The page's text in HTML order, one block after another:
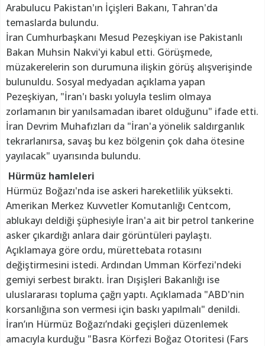
Arabulucu Pakistan'ın İçişleri Bakanı, Tahran'da
temaslarda bulundu.
İran Cumhurbaşkanı Mesud Pezeşkiyan ise Pakistanlı
Bakan Muhsin Nakvi'yi kabul etti. Görüşmede,
müzakerelerin son durumuna ilişkin görüş alışverişinde
bulunuldu. Sosyal medyadan açıklama yapan
Pezeşkiyan, "İran'ı baskı yoluyla teslim olmaya
zorlamanın bir yanılsamadan ibaret olduğunu" ifade etti.
İran Devrim Muhafızları da "İran'a yönelik saldırganlık
tekrarlanırsa, savaş bu kez bölgenin çok daha ötesine
yayılacak" uyarısında bulundu.
Hürmüz hamleleri
Hürmüz Boğazı'nda ise askeri hareketlilik yüksekti.
Amerikan Merkez Kuvvetler Komutanlığı Centcom,
ablukayı deldiği şüphesiyle İran'a ait bir petrol tankerine
asker çıkardığı anlara dair görüntüleri paylaştı.
Açıklamaya göre ordu, mürettebata rotasını
değiştirmesini istedi. Ardından Umman Körfezi'ndeki
gemiyi serbest bıraktı. İran Dışişleri Bakanlığı ise
uluslararası topluma çağrı yaptı. Açıklamada "ABD'nin
korsanlığına son vermesi için baskı yapılmalı" denildi.
İran’ın Hürmüz Boğazı’ndaki geçişleri düzenlemek
amacıyla kurduğu "Basra Körfezi Boğaz Otoritesi (Fars